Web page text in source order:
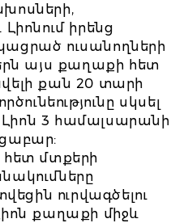
իրենց
ուսանողների
այս քաղաքի հետ
քան 20 տարի
սկսել
Լիոն 3 համալսարանի
մտքերի
ուրվագծելու
քաղաքի միջև